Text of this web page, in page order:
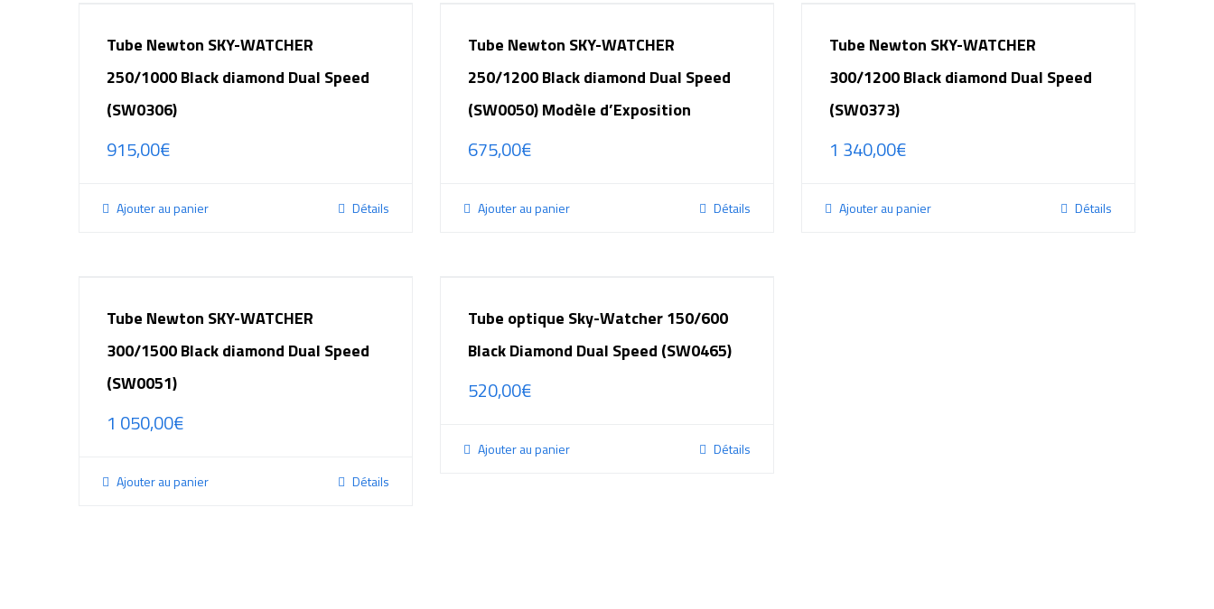
Tube Newton SKY-WATCHER
250/1000 Black diamond Dual Speed
(SW0306)
915,00€
Ajouter au panier Détails
Tube Newton SKY-WATCHER
250/1200 Black diamond Dual Speed
(SW0050) Modèle d’Exposition
675,00€
Ajouter au panier Détails
Tube Newton SKY-WATCHER
300/1200 Black diamond Dual Speed
(SW0373)
1 340,00€
Ajouter au panier Détails
Tube Newton SKY-WATCHER
300/1500 Black diamond Dual Speed
(SW0051)
1 050,00€
Ajouter au panier Détails
Tube optique Sky-Watcher 150/600
Black Diamond Dual Speed (SW0465)
520,00€
Ajouter au panier Détails